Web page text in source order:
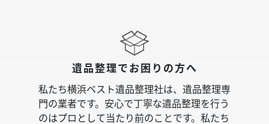
遺品整理でお困りの方へ
私たち横浜ベスト遺品整理社は、遺品整理専
門の業者です。安心で丁寧な遺品整理を行う
のはプロとして当たり前のことです。私たち